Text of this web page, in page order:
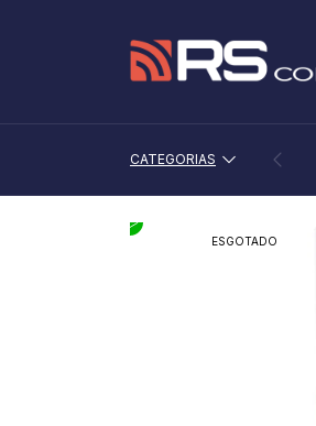
CATEGORIAS
ESGOTADO